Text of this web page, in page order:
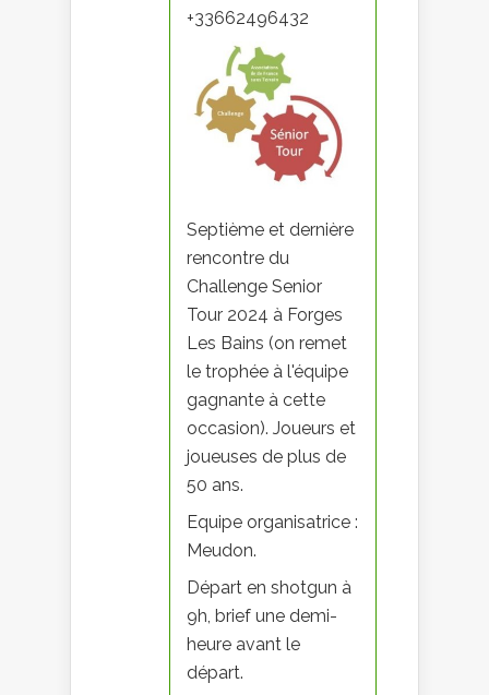
+33662496432
Septième et dernière
rencontre du
Challenge Senior
Tour 2024 à Forges
Les Bains (on remet
le trophée à l'équipe
gagnante à cette
occasion). Joueurs et
joueuses de plus de
50 ans.
Equipe organisatrice :
Meudon.
Départ en shotgun à
9h, brief une demi-
heure avant le
départ.